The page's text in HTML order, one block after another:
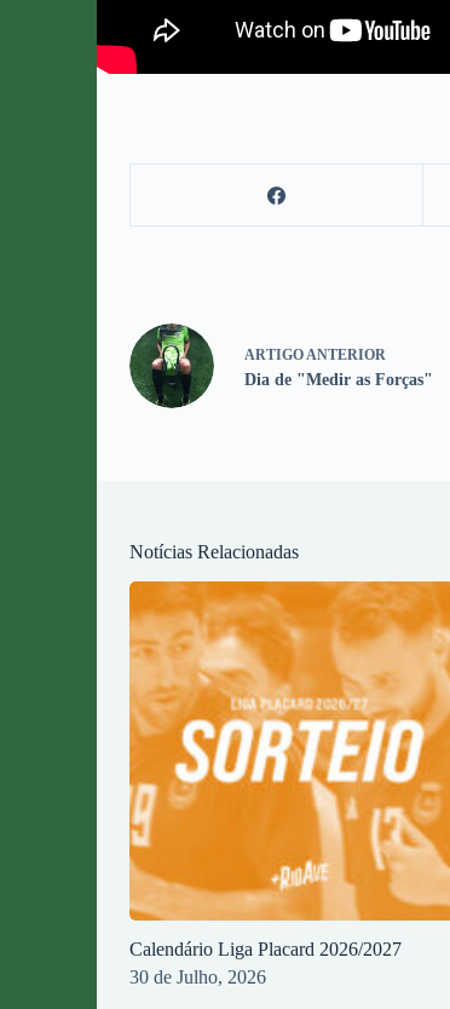
ARTIGO ANTERIOR
Dia de "Medir as Forças"
Notícias Relacionadas
Calendário Liga Placard 2026/2027
30 de Julho, 2026